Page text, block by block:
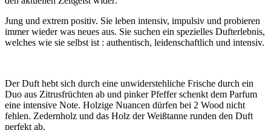
Jung und extrem positiv. Sie leben intensiv, impulsiv und probieren
immer wieder was neues aus. Sie suchen ein spezielles Dufterlebnis,
welches wie sie selbst ist : authentisch, leidenschaftlich und intensiv.
Der Duft hebt sich durch eine unwiderstehliche Frische durch ein
Duo aus Zitrusfrüchten ab und pinker Pfeffer schenkt dem Parfum
eine intensive Note. Holzige Nuancen dürfen bei 2 Wood nicht
fehlen. Zedernholz und das Holz der Weißtanne runden den Duft
perfekt ab.